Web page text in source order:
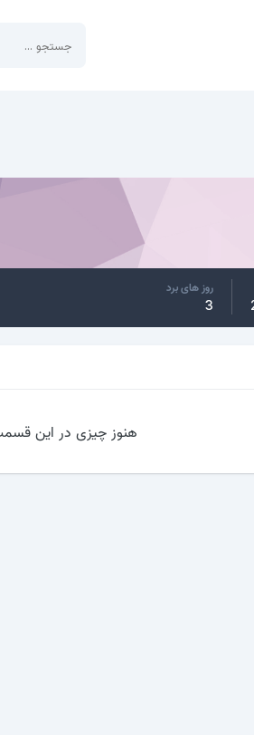
روز های برد
3
هنوز چیزی در این